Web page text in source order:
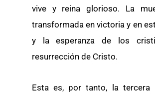
vive y reina glorioso. La
transformada en victoria y en
y la esperanza de los
resurrección de Cristo.
Esta es, por tanto, la tercera